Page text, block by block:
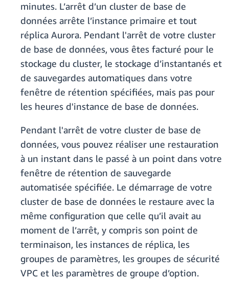
minutes. L’arrêt d’un cluster de base de
données arrête l’instance primaire et tout
réplica Aurora. Pendant l'arrêt de votre cluster
de base de données, vous êtes facturé pour le
stockage du cluster, le stockage d’instantanés et
de sauvegardes automatiques dans votre
fenêtre de rétention spécifiées, mais pas pour
les heures d'instance de base de données.
Pendant l'arrêt de votre cluster de base de
données, vous pouvez réaliser une restauration
à un instant dans le passé à un point dans votre
fenêtre de rétention de sauvegarde
automatisée spécifiée. Le démarrage de votre
cluster de base de données le restaure avec la
même configuration que celle qu’il avait au
moment de l’arrêt, y compris son point de
terminaison, les instances de réplica, les
groupes de paramètres, les groupes de sécurité
VPC et les paramètres de groupe d’option.